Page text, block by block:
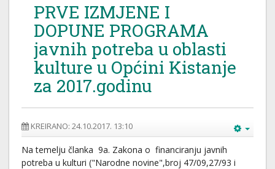
PRVE IZMJENE I
DOPUNE PROGRAMA
javnih potreba u oblasti
kulture u Općini Kistanje
za 2017.godinu
KREIRANO: 24.10.2017. 13:10
Na temelju članka 9a. Zakona o financiranju javnih
potreba u kulturi ("Narodne novine",broj 47/09,27/93 i